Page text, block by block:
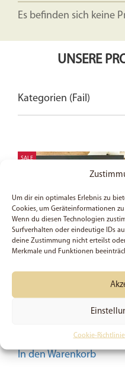
Um dir ein optimales Erlebnis zu
Cookies, um Geräteinformationen
Wenn du diesen Technologien
Surfverhalten oder eindeutige IDs
deine Zustimmung nicht erteilst
Merkmale und Funktionen
Cookie-Richtlinie
Es befinden sich keine
UNSERE
Kategorien (Fail)
SALE
In den Warenkorb